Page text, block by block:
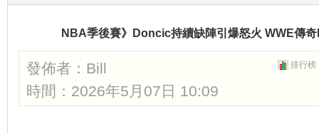
NBA季後賽》Doncic持續缺陣引爆怒火 WWE傳
排行榜
發佈者： Bill
時間：2026年5月07日 10:09